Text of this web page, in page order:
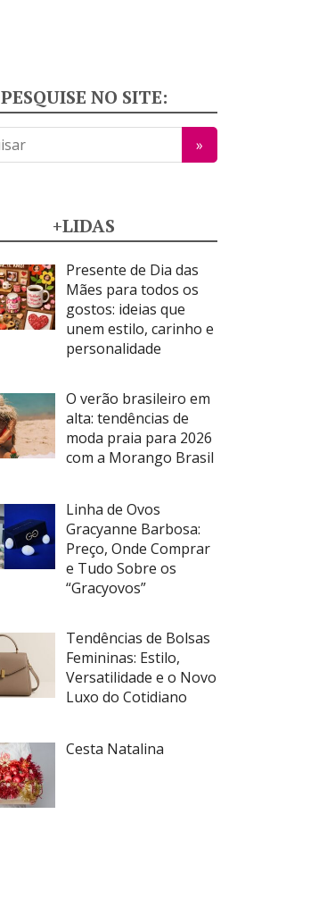
PESQUISE NO SITE:
+LIDAS
Presente de Dia das
Mães para todos os
gostos: ideias que
unem estilo, carinho e
personalidade
O verão brasileiro em
alta: tendências de
moda praia para 2026
com a Morango Brasil
Linha de Ovos
Gracyanne Barbosa:
Preço, Onde Comprar
e Tudo Sobre os
“Gracyovos”
Tendências de Bolsas
Femininas: Estilo,
Versatilidade e o Novo
Luxo do Cotidiano
Cesta Natalina